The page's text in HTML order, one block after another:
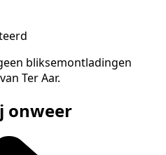
bliksemontladingen
Ter Aar.
onweer